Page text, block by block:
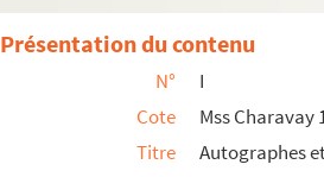
Ms Charavay 125. Breghot du Lut
Ms Charavay 126. Bret (Charles-Wangel),
Ms Charavay 127. Brisson (Barnabé),
Ms Charavay 128. Brosses (René, comte
Ms Charavay 129. Brossette (Claude),
Présentation du contenu
N°
I
Cote
Mss Charavay
Titre
Autographes